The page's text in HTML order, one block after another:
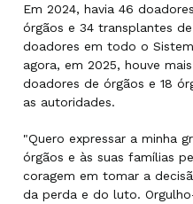
Em 2024, havia 46
órgãos e 34 transplantes
doadores em todo o
agora, em 2025, houve
doadores de órgãos e 18
as autoridades.
"Quero expressar a minha
órgãos e às suas famílias
coragem em tomar a
da perda e do luto.